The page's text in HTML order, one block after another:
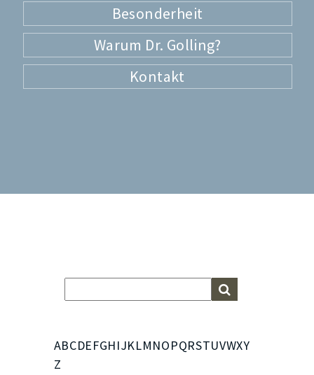
Besonderheit
Warum Dr. Golling?
Kontakt
ABCDEFGHIJKLMNOPQRSTUVWXY
Z